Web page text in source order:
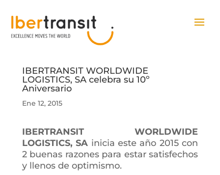
IBERTRANSIT WORLDWIDE
LOGISTICS, SA celebra su 10º
Aniversario
Ene 12, 2015
IBERTRANSIT WORLDWIDE
LOGISTICS, SA inicia este año 2015 con
2 buenas razones para estar satisfechos
y llenos de optimismo.